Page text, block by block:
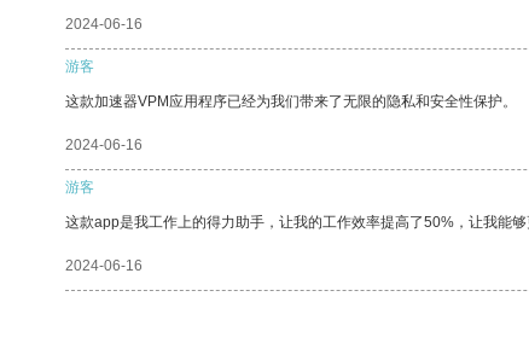
2024-06-16
游客
这款加速器VPM应用程序已经为我们带来了无限的隐私和安全性保护。
2024-06-16
游客
这款app是我工作上的得力助手，让我的工作效率提高了50%，让我能够
2024-06-16